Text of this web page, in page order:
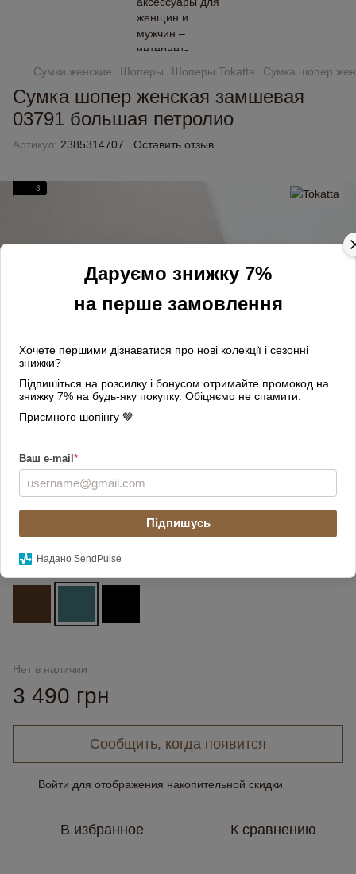
Даруємо знижку 7%
на перше замовлення
Хочете першими дізнаватися про нові колекції і сезонні
знижки?
Підпишіться на розсилку і бонусом отримайте промокод на
знижку 7% на будь-яку покупку. Обіцяємо не спамити.
Приємного шопінгу 🤎
Ваш e-mail *
Підпишусь
Надано SendPulse
Сумки женские Шоперы Шоперы Tokatta Сумка шопер
Сумка шопер женская замшевая
03791 большая петролио
Артикул: 2385314707 Оставить отзыв
3
Нет в наличии
3 490 грн
Сообщить, когда появится
Войти для отображения накопительной скидки
В избранное К сравнению